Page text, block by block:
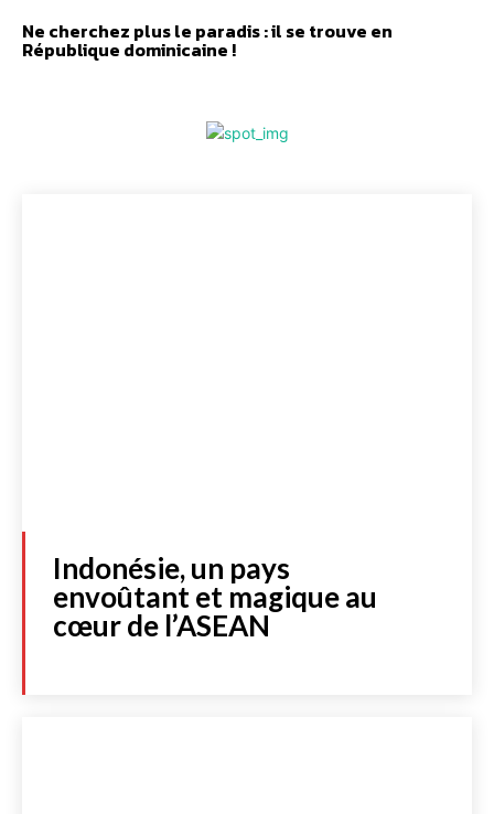
Ne cherchez plus le paradis : il se trouve en
République dominicaine !
Indonésie, un pays
envoûtant et magique au
cœur de l’ASEAN